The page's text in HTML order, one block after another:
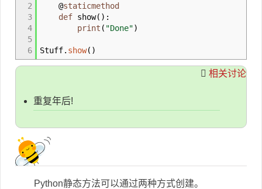
2
3
4
5
6
@staticmethod
def show( ) :
print ( "Done")
Stuff. show( )
相关讨论
重复年后!
Python静态方法可以通过两种方式创建。